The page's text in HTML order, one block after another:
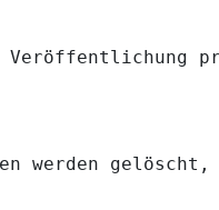
Veröffentlichung
werden